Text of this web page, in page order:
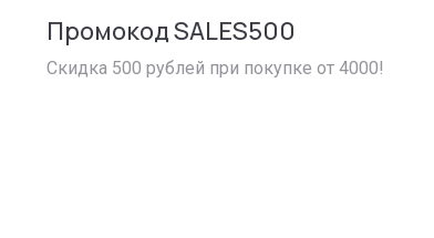
Промокод SALES500
Скидка 500 рублей при покупке от 4000!